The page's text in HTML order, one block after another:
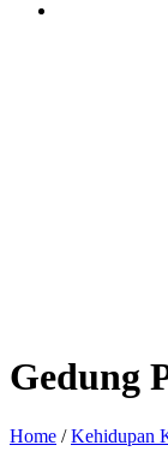
Gedung
Home /Kehidupan